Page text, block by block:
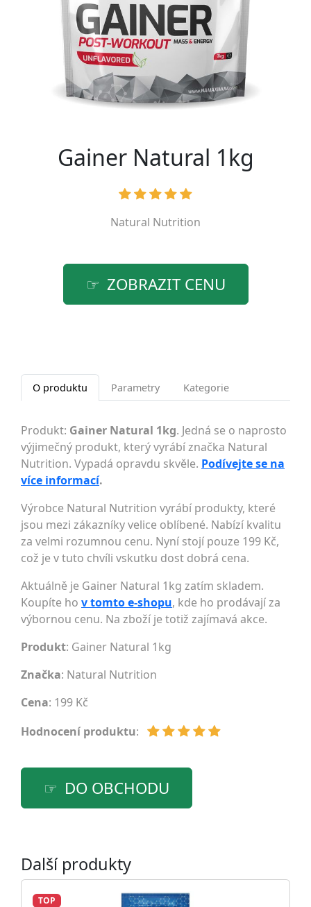
Gainer Natural 1kg
Natural Nutrition
ZOBRAZIT CENU
O produktu Parametry Kategorie
Produkt: Gainer Natural 1kg. Jedná se o naprosto
výjimečný produkt, který vyrábí značka Natural
Nutrition. Vypadá opravdu skvěle. Podívejte se na
více informací.
Výrobce Natural Nutrition vyrábí produkty, které
jsou mezi zákazníky velice oblíbené. Nabízí kvalitu
za velmi rozumnou cenu. Nyní stojí pouze 199 Kč,
což je v tuto chvíli vskutku dost dobrá cena.
Aktuálně je Gainer Natural 1kg zatím skladem.
Koupíte ho v tomto e-shopu, kde ho prodávají za
výbornou cenu. Na zboží je totiž zajímavá akce.
Produkt: Gainer Natural 1kg
Značka: Natural Nutrition
Cena: 199 Kč
Hodnocení produktu:
DO OBCHODU
Další produkty
TOP